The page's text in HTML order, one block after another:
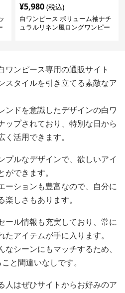
¥5,980 (税込)
白ワンピース ボリューム袖ナチ
ュラルリネン風ロングワンピー
ワンピース専用の通販サイト
スタイルを引き立てる素敵なア
ンドを意識したデザインの白ワ
ップされており、特別な日から
く活用できます。
プルなデザインで、欲しいアイ
ができます。
ーションも豊富なので、自分に
楽しさもあります。
ール情報も充実しており、常に
アイテムが手に入ります。
シーンにもマッチするため、
と間違いなしです。
人はぜひサイトからお好みのア